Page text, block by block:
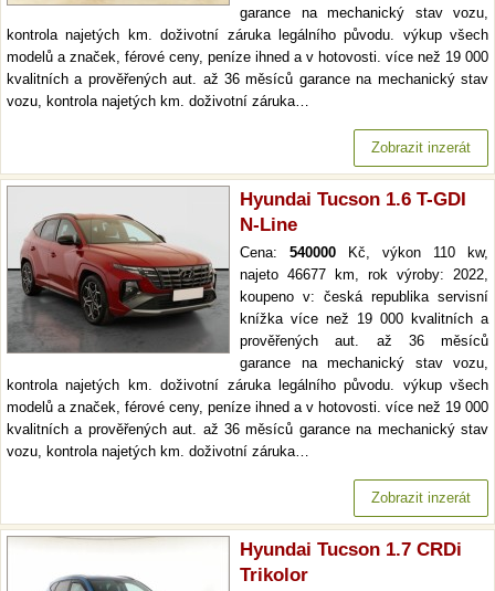
garance na mechanický stav vozu,
kontrola najetých km. doživotní záruka legálního původu. výkup všech
modelů a značek, férové ceny, peníze ihned a v hotovosti. více než 19 000
kvalitních a prověřených aut. až 36 měsíců garance na mechanický stav
vozu, kontrola najetých km. doživotní záruka…
Zobrazit inzerát
Hyundai Tucson 1.6 T-GDI
N-Line
Cena: 540000 Kč, výkon 110 kw,
najeto 46677 km, rok výroby: 2022,
koupeno v: česká republika servisní
knížka více než 19 000 kvalitních a
prověřených aut. až 36 měsíců
garance na mechanický stav vozu,
kontrola najetých km. doživotní záruka legálního původu. výkup všech
modelů a značek, férové ceny, peníze ihned a v hotovosti. více než 19 000
kvalitních a prověřených aut. až 36 měsíců garance na mechanický stav
vozu, kontrola najetých km. doživotní záruka…
Zobrazit inzerát
Hyundai Tucson 1.7 CRDi
Trikolor